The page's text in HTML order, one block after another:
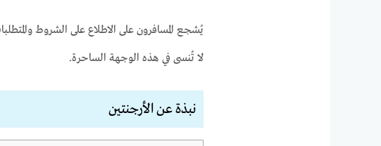
يُشجع المسافرون على الاطلاع على الشروط
لا تُنسى في هذه الوجهة الساحرة.
نبذة عن الأرجنتين